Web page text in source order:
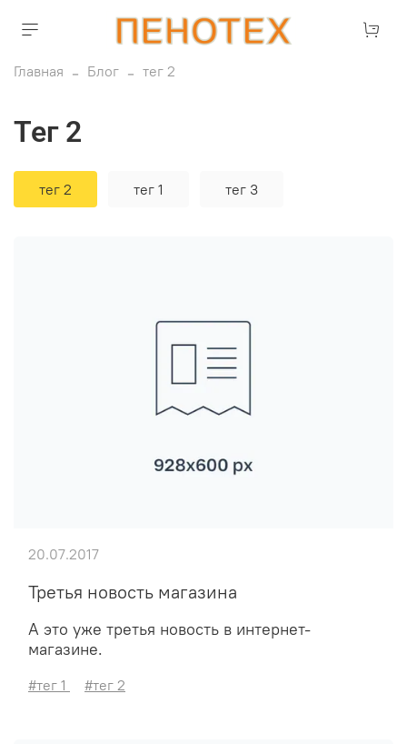
Главная Блог тег 2
тег 2
тег 2 тег 1 тег 3
Третья новость магазина
А это уже третья новость в интернет-
магазине.
20.07.2017
#тег 1 #тег 2